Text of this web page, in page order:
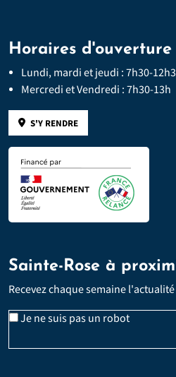
Horaires d'ouverture
Lundi, mardi et jeudi : 7h30-
Mercredi et Vendredi : 7h30-13h
S'Y RENDRE
Sainte-Rose à
Recevez chaque semaine
Je ne suis pas un robotVeuillez
Email